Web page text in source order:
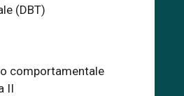
(DBT)
comportamentale
II